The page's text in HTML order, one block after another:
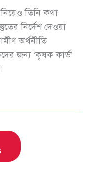
তিনি কথা
নির্দেশ দেওয়া
অর্থনীতি
জন্য ‘কৃষক কার্ড’